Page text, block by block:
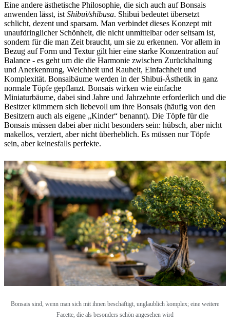
Eine andere ästhetische Philosophie, die sich auch auf Bonsais
anwenden lässt, ist Shibui/shibusa. Shibui bedeutet übersetzt
schlicht, dezent und sparsam. Man verbindet dieses Konzept mit
unaufdringlicher Schönheit, die nicht unmittelbar oder seltsam ist,
sondern für die man Zeit braucht, um sie zu erkennen. Vor allem in
Bezug auf Form und Textur gilt hier eine starke Konzentration auf
Balance - es geht um die die Harmonie zwischen Zurückhaltung
und Anerkennung, Weichheit und Rauheit, Einfachheit und
Komplexität. Bonsaibäume werden in der Shibui-Ästhetik in ganz
normale Töpfe gepflanzt. Bonsais wirken wie einfache
Miniaturbäume, dabei sind Jahre und Jahrzehnte erforderlich und die
Besitzer kümmern sich liebevoll um ihre Bonsais (häufig von den
Besitzern auch als eigene „Kinder“ benannt). Die Töpfe für die
Bonsais müssen dabei aber nicht besonders sein: hübsch, aber nicht
makellos, verziert, aber nicht überheblich. Es müssen nur Töpfe
sein, aber keinesfalls perfekte.
Bonsais sind, wenn man sich mit ihnen beschäftigt, unglaublich komplex; eine weitere
Facette, die als besonders schön angesehen wird